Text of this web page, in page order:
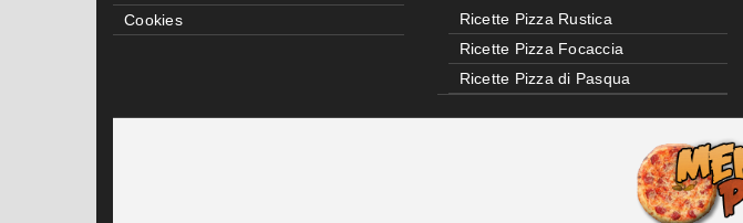
Cookies
Ricette Pizza Rustica
Ricette Pizza Focaccia
Ricette Pizza di Pasqua